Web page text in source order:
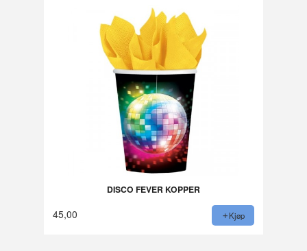
DISCO FEVER KOPPER
45,00 Kjøp